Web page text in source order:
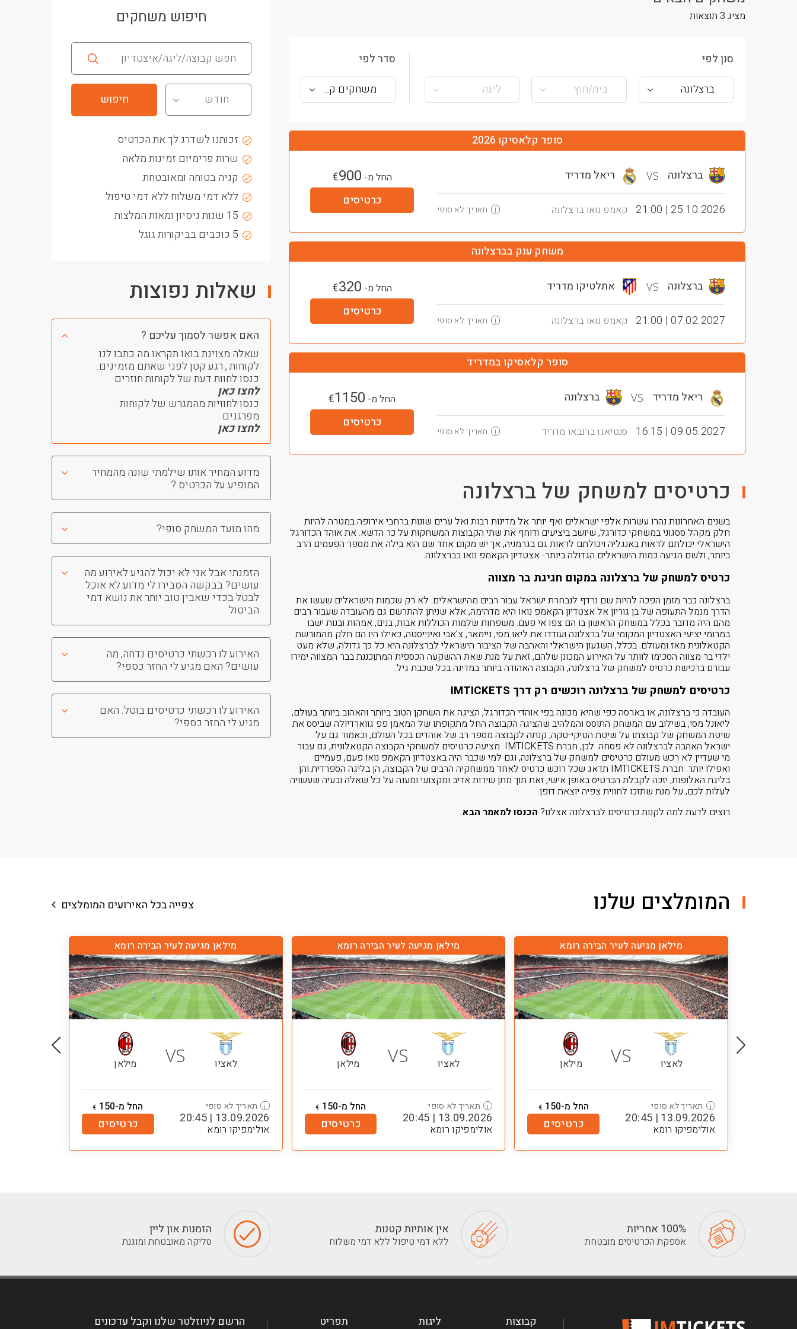
מציג 3 תוצאות
סנן לפי
ברצלונה
בית/חוץ ליגה
סדר לפי
משחקים קרובים
סופר קלאסיקו 2026
ברצלונה VS ריאל מדריד
25.10.2026 | 21:00 קאמפ נואו ברצלונה i תאריך לא סופי
החל מ- €900
כרטיסים
משחק ענק בברצלונה
ברצלונה VS אתלטיקו מדריד
07.02.2027 | 21:00 קאמפ נואו ברצלונה i תאריך לא סופי
החל מ- €320
כרטיסים
סופר קלאסיקו במדריד
ריאל מדריד VS ברצלונה
09.05.2027 | 16:15 סנטיאגו ברנבאו מדריד i תאריך לא סופי
החל מ- €1150
כרטיסים
כרטיסים למשחק של ברצלונה
בשנים האחרונות נהרו עשרות אלפי ישראלים ואף יותר אל מדינות רבות ואל ערים שונות ברחבי אירופה במטרה להיות
חלק מקהל ססגוני במשחקי כדורגל, שיושב ביציעים ודוחף את שתי הקבוצות המשחקות על כר הדשא. את אוהד הכדורגל
הישראלי יכולתם לראות באנגליה ויכולתם לראות גם בגרמניה, אך יש מקום אחד שם הוא בילה את מספר הפעמים הרב
ביותר, ולשם הגיעה כמות הישראלים הגדולה ביותר- אצטדיון הקאמפ נואו בברצלונה.
כרטיס למשחק של ברצלונה במקום חגיגת בר מצווה
ברצלונה כבר מזמן הפכה להיות שם נרדף לנבחרת ישראל עבור רבים מהישראלים. לא רק שכמות הישראלים שעשו את
הדרך מנמל התעופה של בן גוריון אל אצטדיון הקאמפ נואו היא מדהימה, אלא שניתן להתרשם גם מהעובדה שעבור רבים
מהם היה מדובר בכלל במשחק הראשון בו הם צפו אי פעם. משפחות שלמות הכוללות אבות, בנים, אמהות ובנות ישבו
במרומי יציעי האצטדיון המקומי של ברצלונה ועודדו את ליאו מסי, ניימאר, צ'אבי ואינייסטה, כאילו היו הם חלק מהמורשת
הקטאלונית מאז ומעולם. בכלל, השגעון הישראלי והאהבה של הציבור הישראלי לברצלונה היא כל כך גדולה, שלא מעט
ילדי בר מצווה הסכימו לוותר על האירוע המכונן שלהם, זאת על מנת שאת ההשקעה הכספית המתוכננת בבר המצווה ימירו
עבורם ברכישת כרטיס למשחק של ברצלונה, הקבוצה האהודה ביותר במדינה בכל שכבת גיל.
כרטיסים למשחק של ברצלונה רוכשים רק דרך IMTICKETS
העובדה כי ברצלונה, או בארסה כפי שהיא מכונה בפי אוהדי הכדורגל, הציגה את השחקן הטוב ביותר והאהוב ביותר בעולם,
ליאונל מסי, בשילוב עם המשחק התוסס והמלהיב שהציגה הקבוצה החל מתקופתו של המאמן פפ גווארדיולה שביסס את
שיטת המשחק של קבוצתו על שיטת הטיקי-טקה, קנתה לקבוצה מספר רב של אוהדים בכל העולם, וכאמור גם על
ישראל האהבה לברצלונה לא פסחה. לכן, חברת IMTICKETS מציעה כרטיסים למשחקי הקבוצה הקטאלונית, גם עבור
מי שעדיין לא רכש מעולם כרטיסים למשחק של ברצלונה, וגם למי שכבר היה באצטדיון הקאמפ נואו פעם, פעמיים
ואפילו יותר. חברת IMTICKETS תדאג שכל רוכש כרטיס לאחד ממשחקיה הרבים של הקבוצה, הן בליגה הספרדית והן
בליגת האלופות, יזכה לקבלת הכרטיס באופן אישי, זאת תוך מתן שירות אדיב ומקצועי ומענה על כל שאלה ובעיה שעשויה
לעלות לכם, על מנת שתזכו לחווית צפיה יוצאת דופן.
רוצים לדעת למה לקנות כרטיסים לברצלונה אצלנו? הכנסו למאמר הבא.
חיפוש משחקים
חודש
זכותנו לשדרג לך את הכרטיס
שרות פרימיום זמינות מלאה
קניה בטוחה ומאובטחת
ללא דמי משלוח ללא דמי טיפול
15 שנות ניסיון ומאות המלצות
5 כוכבים בביקורות גוגל
שאלות נפוצות
האם אפשר לסמוך עליכם ?
שאלה מצוינת בואו תקראו מה כתבו לנו
לקוחות , רגע קטן לפני שאתם מזמינים.
כנסו לחוות דעת של לקוחות חוזרים
לחצו כאן
כנסו לחוויות מהמגרש של לקוחות
מפרגנים
לחצו כאן
מדוע המחיר אותו שילמתי שונה מהמחיר
המופיע על הכרטיס ?
מהו מועד המשחק סופי?
הזמנתי אבל אני לא יכול להגיע לאירוע מה
עושים? בבקשה הסבירו לי מדוע לא אוכל
לבטל בכדי שאבין טוב יותר את נושא דמי
הביטול
האירוע לו רכשתי כרטיסים נדחה, מה
עושים? האם מגיע לי החזר כספי?
האירוע לו רכשתי כרטיסים בוטל. האם
מגיע לי החזר כספי?
המומלצים שלנו צפייה בכל האירועים המומלצים
מילאן מגיעה לעיר הבירה רומא
לאציו VS מילאן
i תאריך לא סופי
13.09.2026 | 20:45
אולימפיקו רומא
החל מ-150 €
כרטיסים
מילאן מגיעה לעיר הבירה רומא
לאציו VS מילאן
i תאריך לא סופי
13.09.2026 | 20:45
אולימפיקו רומא
החל מ-150 €
כרטיסים
מילאן מגיעה לעיר הבירה רומא
לאציו VS מילאן
i תאריך לא סופי
13.09.2026 | 20:45
אולימפיקו רומא
החל מ-150 €
כרטיסים
100% אחריות
אספקת הכרטיסים מובטחת
אין אותיות קטנות
ללא דמי טיפול ללא דמי משלוח
הזמנות און ליין
סליקה מאובטחת ומוגנת
קבוצות ליגות תפריט הרשם לניוזלטר שלנו וקבל עדכונים